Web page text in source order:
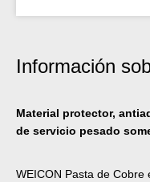
Información
Material protector,
de servicio pesado
WEICON Pasta de Cobre